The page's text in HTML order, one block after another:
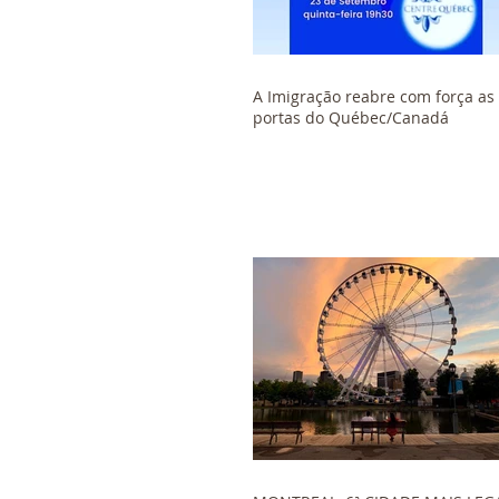
A Imigração reabre com força as
portas do Québec/Canadá